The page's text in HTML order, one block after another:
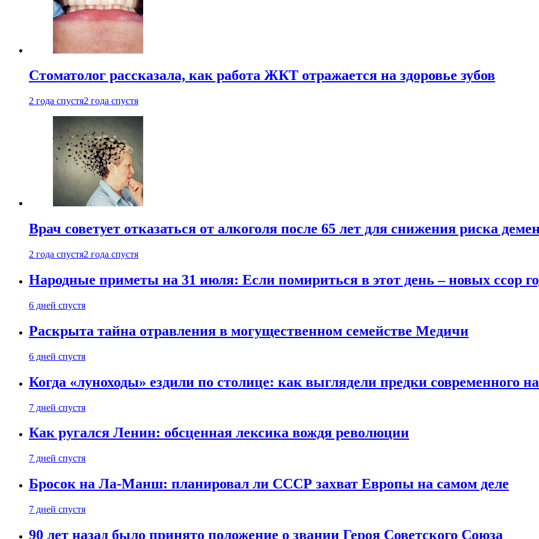
Стоматолог рассказала, как работа ЖКТ отражается на здоровье зубов
2 года спустя2 года спустя
Врач советует отказаться от алкоголя после 65 лет для снижения риска
2 года спустя2 года спустя
Народные приметы на 31 июля: Если помириться в этот день – новых ссор
6 дней спустя
Раскрыта тайна отравления в могущественном семействе Медичи
6 дней спустя
Когда «луноходы» ездили по столице: как выглядели предки современного
7 дней спустя
Как ругался Ленин: обсценная лексика вождя революции
7 дней спустя
Бросок на Ла-Манш: планировал ли СССР захват Европы на самом деле
7 дней спустя
90 лет назад было принято положение о звании Героя Советского Союза